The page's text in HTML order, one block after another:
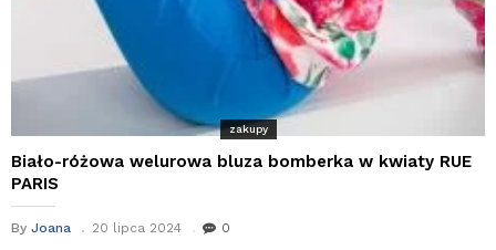
zakupy
Biało-różowa welurowa bluza bomberka w kwiaty RUE
PARIS
By Joana 20 lipca 2024 0